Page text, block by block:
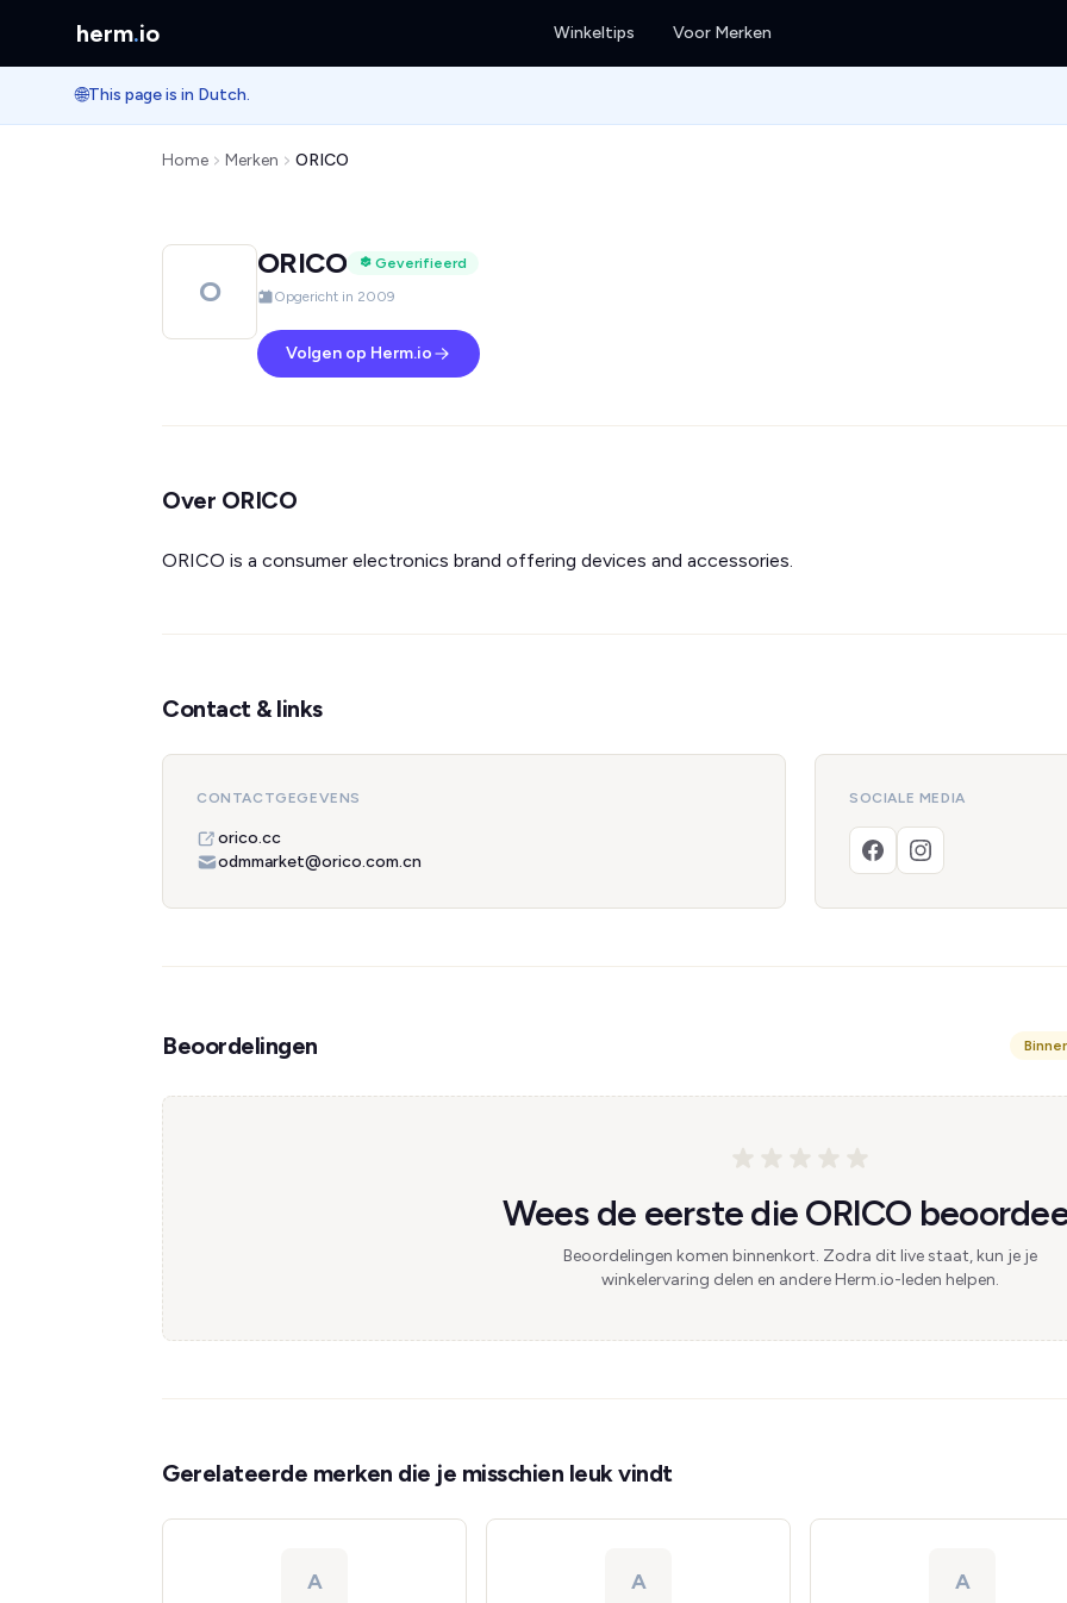
herm.io Winkeltips Voor Merken
🌐This page is in Dutch.
Home Merken ORICO
O
ORICO
Geverifieerd
Opgericht in 2009
Volgen op Herm.io
Over ORICO
ORICO is a consumer electronics brand offering devices and accessories.
Contact & links
CONTACTGEGEVENS
orico.cc
odmmarket@orico.com.cn
SOCIALE MEDIA
Beoordelingen
Wees de eerste die ORICO
Beoordelingen komen binnenkort. Zodra dit live staat, kun je je
winkelervaring delen en andere Herm.io-leden helpen.
Gerelateerde merken die je misschien leuk vindt
A A A